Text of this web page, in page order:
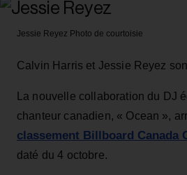
Jessie Reyez Photo de courtoisie
Calvin Harris et Jessie Reyez
La nouvelle collaboration du DJ
chanteur canadien, « Ocean »,
classement Billboard Canada
daté du 4 octobre.